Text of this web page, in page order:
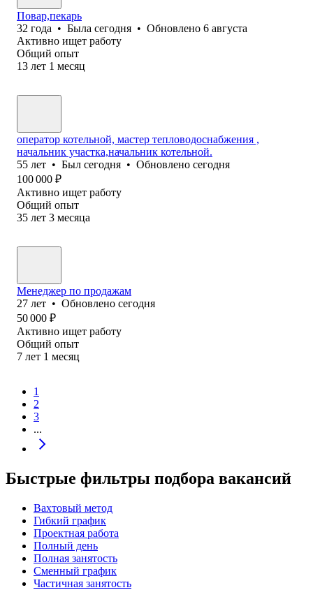
Повар,пекарь
32 года • Была сегодня • Обновлено 6 августа
Активно ищет работу
Общий опыт
13 лет 1 месяц
оператор котельной, мастер тепловодоснабжения ,
начальник участка,начальник котельной.
55 лет • Был сегодня • Обновлено сегодня
100 000 ₽
Активно ищет работу
Общий опыт
35 лет 3 месяца
Менеджер по продажам
27 лет • Обновлено сегодня
50 000 ₽
Активно ищет работу
Общий опыт
7 лет 1 месяц
1
2
3
...
Быстрые фильтры подбора вакансий
Вахтовый метод
Гибкий график
Проектная работа
Полный день
Полная занятость
Сменный график
Частичная занятость